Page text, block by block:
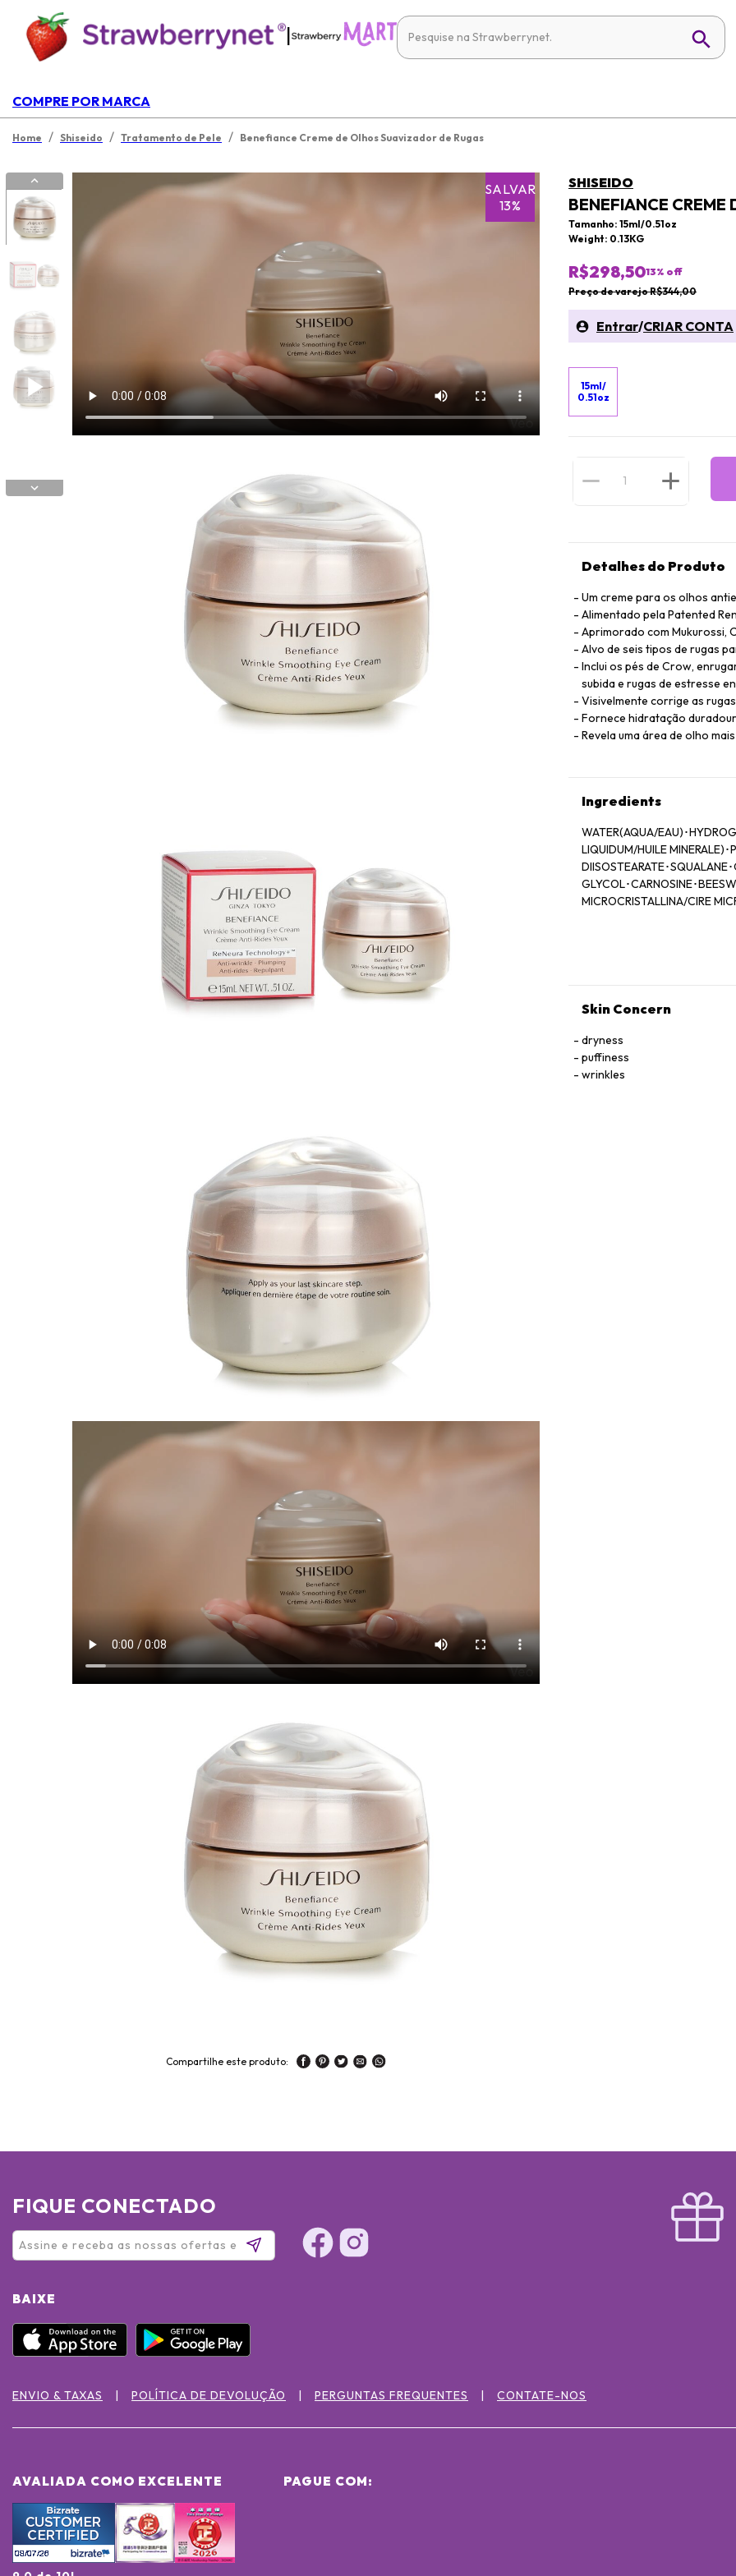
|
COMPRE POR MARCA
Home / Shiseido / Tratamento de Pele / Benefiance Creme de Olhos Suavizador de Rugas
SALVAR
13%
Compartilhe este produto:
SHISEIDO
BENEFIANCE CREME
Tamanho: 15ml/0.51oz
Weight: 0.13KG
R$298,5013% off
Preço de varejo R$344,00
Entrar/CRIAR CONTA
15ml/
0.51oz
Detalhes do Produto
Um creme para os olhos
Alimentado pela Patented
Aprimorado com Mukurossi,
Alvo de seis tipos de rugas
Inclui os pés de Crow,
subida e rugas de estresse
Visivelmente corrige as
Fornece hidratação
Revela uma área de olho
Ingredients
WATER(AQUA/EAU)･
LIQUIDUM/HUILE MINERALE)
DIISOSTEARATE･SQUALANE
GLYCOL･CARNOSINE･
MICROCRISTALLINA/CIRE
PHYTOSTERYL/
LEAF/STEM EXTRACT･
SODIUM ACETYLATED
JUNOS SEED EXTRACT･
EXTRACT･CHLORELLA
Skin Concern
dryness
puffiness
wrinkles
FIQUE CONECTADO
BAIXE
ENVIO & TAXAS POLÍTICA DE DEVOLUÇÃO PERGUNTAS FREQUENTES CONTATE-NOS
AVALIADA COMO EXCELENTE PAGUE COM: